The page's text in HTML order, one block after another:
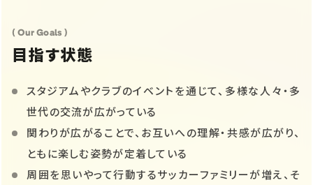
( Our Goals )
目指す状態
スタジアムやクラブのイベントを通じて、多様な人々・多
世代の交流が広がっている
関わりが広がることで、お互いへの理解・共感が広がり、
ともに楽しむ姿勢が定着している
周囲を思いやって行動するサッカーファミリーが増え、そ